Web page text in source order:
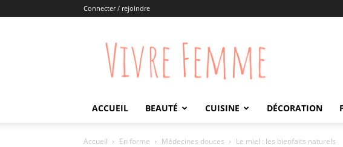
Connecter / rejoindre
Vivre
Femme
ACCUEIL BEAUTÉ CUISINE DÉCORATION
Accueil En forme Médecines douces Le miel : les bienfaits naturels